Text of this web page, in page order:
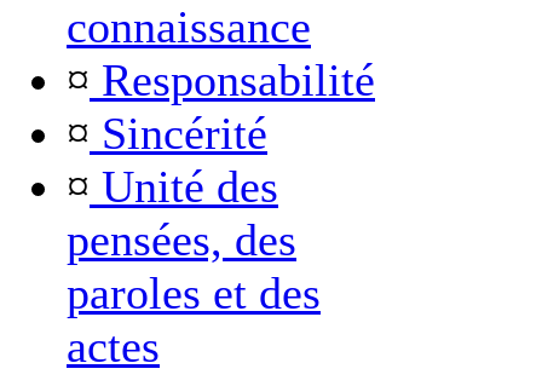
connaissance
¤ Responsabilité
¤ Sincérité
¤ Unité des
pensées, des
paroles et des
actes